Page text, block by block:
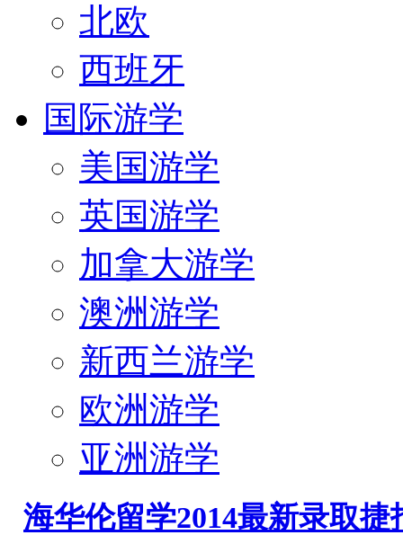
北欧
西班牙
国际游学
美国游学
英国游学
加拿大游学
澳洲游学
新西兰游学
欧洲游学
亚洲游学
海华伦留学2014最新录取捷